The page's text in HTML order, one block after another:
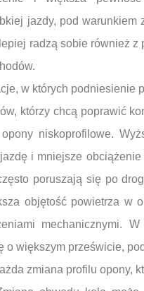
jazdy, pod
radzą sobie również
w których podniesienie
którzy chcą poprawić
niskoprofilowe.
jazdę i mniejsze
poruszają się po
objętość powietrza w
mechanicznymi.
o większym prześwicie,
zmiana profilu opony,